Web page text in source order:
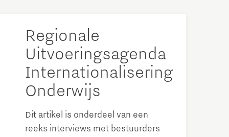
Regionale
Uitvoeringsagenda
Internationalisering
Onderwijs
Dit artikel is onderdeel van een
reeks interviews met bestuurders